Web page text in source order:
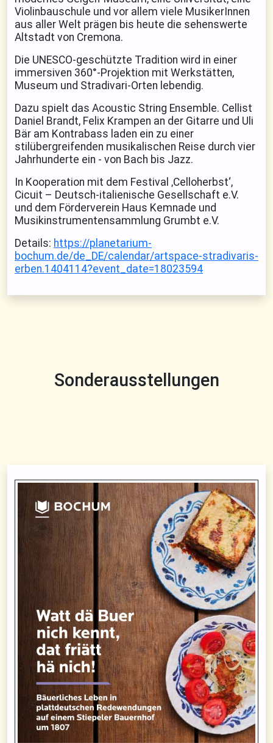
Violinbauschule und vor allem viele MusikerInnen
aus aller Welt prägen bis heute die sehenswerte
Altstadt von Cremona.
Die UNESCO-geschützte Tradition wird in einer
immersiven 360°-Projektion mit Werkstätten,
Museum und Stradivari-Orten lebendig.
Dazu spielt das Acoustic String Ensemble. Cellist
Daniel Brandt, Felix Krampen an der Gitarre und Uli
Bär am Kontrabass laden ein zu einer
stilübergreifenden musikalischen Reise durch vier
Jahrhunderte ein - von Bach bis Jazz.
In Kooperation mit dem Festival ‚Celloherbst‘,
Cicuit – Deutsch-italienische Gesellschaft e.V.
und dem Förderverein Haus Kemnade und
Musikinstrumentensammlung Grumbt e.V.
Details: https://planetarium-
bochum.de/de_DE/calendar/artspace-stradivaris-
erben.1404114?event_date=18023594
Sonderausstellungen